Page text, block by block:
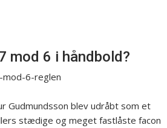
mod 6 i håndbold?
mod-6-reglen
Gudmundsson blev udråbt som et
stædige og meget fastlåste facon